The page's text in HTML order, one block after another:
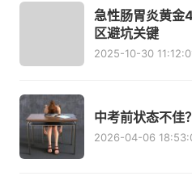
急性肠胃炎黄金
区避坑关键
2025-10-30
中考前状态不佳
2026-04-06